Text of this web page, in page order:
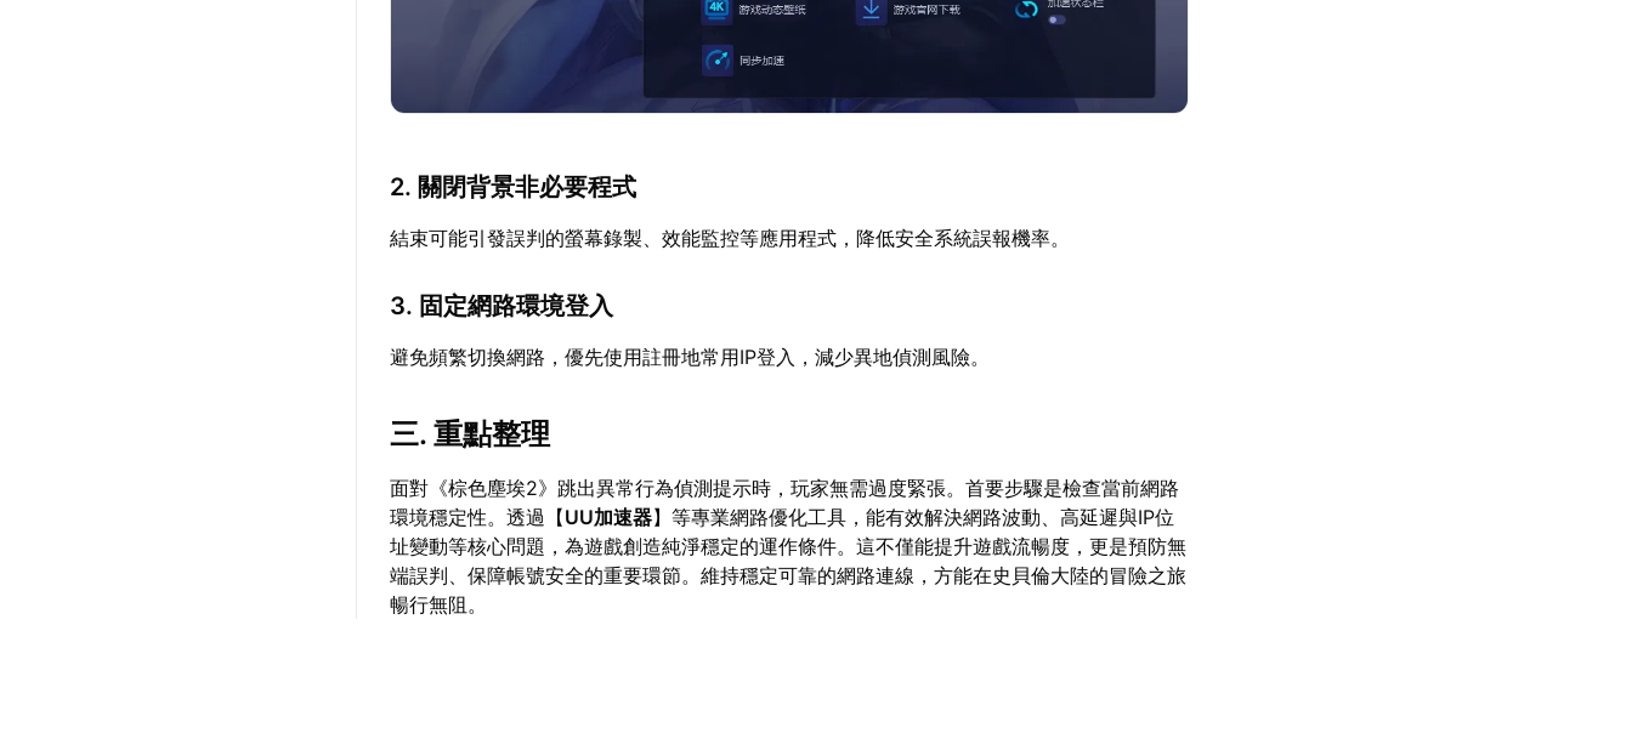
2. 關閉背景非必要程式
結束可能引發誤判的螢幕錄製、效能監控等應用程式，降低安全系統誤報機率。
3. 固定網路環境登入
避免頻繁切換網路，優先使用註冊地常用IP登入，減少異地偵測風險。
三. 重點整理
面對《棕色塵埃2》跳出異常行為偵測提示時，玩家無需過度緊張。首要步驟是檢查當前網路
環境穩定性。透過【UU加速器】等專業網路優化工具，能有效解決網路波動、高延遲與IP位
址變動等核心問題，為遊戲創造純淨穩定的運作條件。這不僅能提升遊戲流暢度，更是預防無
端誤判、保障帳號安全的重要環節。維持穩定可靠的網路連線，方能在史貝倫大陸的冒險之旅
暢行無阻。